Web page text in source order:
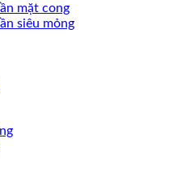
mặt cong
siêu mỏng